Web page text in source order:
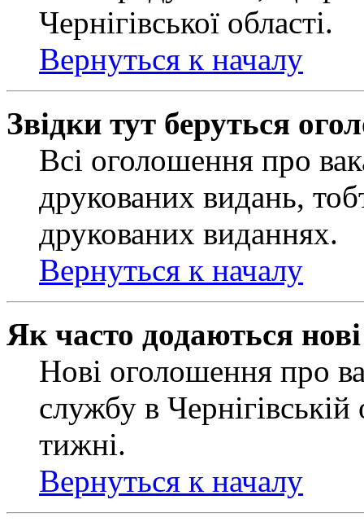
Чернігівської області.
Вернуться к началу
Звідки тут беруться
Всі оголошення про
друкованих видань,
друкованих виданнях.
Вернуться к началу
Як часто додаються
Нові оголошення про
службу в
тижні.
Вернуться к началу